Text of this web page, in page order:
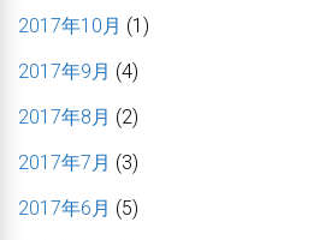
2017年10月 (1)
2017年9月 (4)
2017年8月 (2)
2017年7月 (3)
2017年6月 (5)